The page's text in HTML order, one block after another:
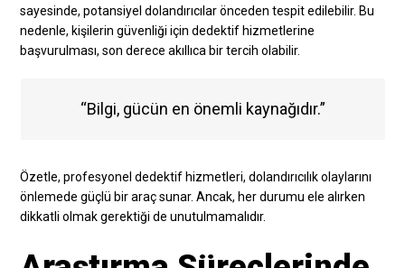
sayesinde, potansiyel dolandırıcılar önceden tespit edilebilir. Bu
nedenle, kişilerin güvenliği için dedektif hizmetlerine
başvurulması, son derece akıllıca bir tercih olabilir.
“Bilgi, gücün en önemli kaynağıdır.”
Özetle, profesyonel dedektif hizmetleri, dolandırıcılık olaylarını
önlemede güçlü bir araç sunar. Ancak, her durumu ele alırken
dikkatli olmak gerektiği de unutulmamalıdır.